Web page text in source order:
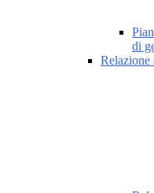
di
Relazione